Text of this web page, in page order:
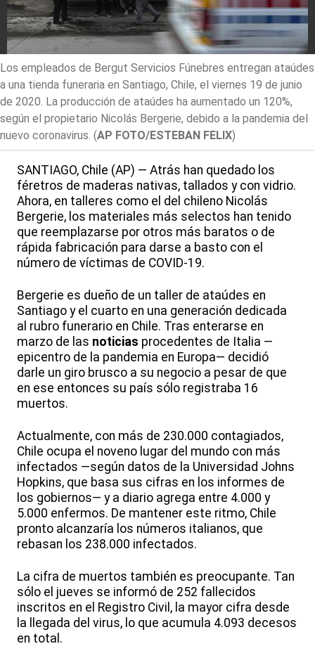
Los empleados de Bergut Servicios Fúnebres entregan ataúdes
a una tienda funeraria en Santiago, Chile, el viernes 19 de junio
de 2020. La producción de ataúdes ha aumentado un 120%,
según el propietario Nicolás Bergerie, debido a la pandemia del
nuevo coronavirus. (AP FOTO/ESTEBAN FELIX)
SANTIAGO, Chile (AP) — Atrás han quedado los
féretros de maderas nativas, tallados y con vidrio.
Ahora, en talleres como el del chileno Nicolás
Bergerie, los materiales más selectos han tenido
que reemplazarse por otros más baratos o de
rápida fabricación para darse a basto con el
número de víctimas de COVID-19.
Bergerie es dueño de un taller de ataúdes en
Santiago y el cuarto en una generación dedicada
al rubro funerario en Chile. Tras enterarse en
marzo de las noticias procedentes de Italia —
epicentro de la pandemia en Europa— decidió
darle un giro brusco a su negocio a pesar de que
en ese entonces su país sólo registraba 16
muertos.
Actualmente, con más de 230.000 contagiados,
Chile ocupa el noveno lugar del mundo con más
infectados —según datos de la Universidad Johns
Hopkins, que basa sus cifras en los informes de
los gobiernos— y a diario agrega entre 4.000 y
5.000 enfermos. De mantener este ritmo, Chile
pronto alcanzaría los números italianos, que
rebasan los 238.000 infectados.
La cifra de muertos también es preocupante. Tan
sólo el jueves se informó de 252 fallecidos
inscritos en el Registro Civil, la mayor cifra desde
la llegada del virus, lo que acumula 4.093 decesos
en total.